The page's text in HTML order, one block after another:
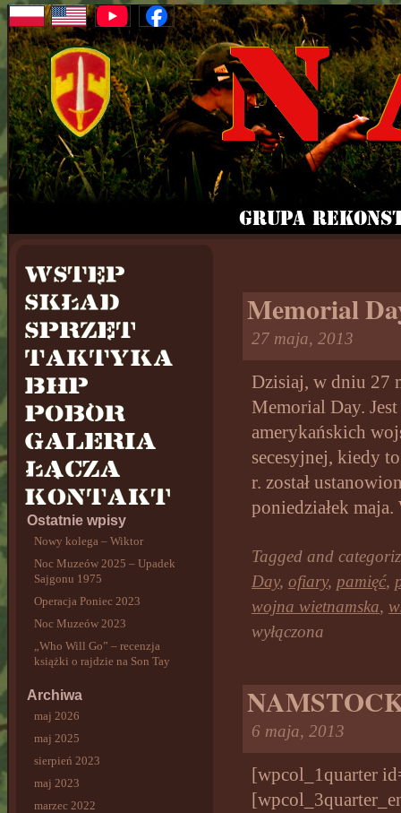
Ostatnie wpisy
Nowy kolega – Wiktor
Noc Muzeów 2025 – Upadek
Sajgonu 1975
Operacja Poniec 2023
Noc Muzeów 2023
„Who Will Go” – recenzja
książki o rajdzie na Son Tay
Archiwa
maj 2026
maj 2025
sierpień 2023
maj 2023
marzec 2022
Memorial
27 maja, 2013
Dzisiaj, w dniu 27
Memorial Day.
amerykańskich
secesyjnej, kiedy
r. został
poniedziałek
Tagged and
Day, ofiary, pamięć,
wojna wietnamska,
wyłączona
6 maja, 2013
[wpcol_1quarter